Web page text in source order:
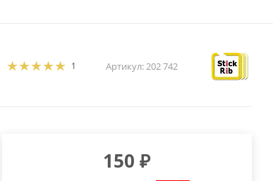
1 Артикул:202 742
150 ₽